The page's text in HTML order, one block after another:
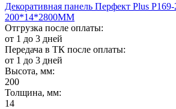
Декоративная панель Перфект Plus
200*14*2800ММ
Отгрузка после оплаты:
от 1 до 3 дней
Передача в ТК после оплаты:
от 1 до 3 дней
Высота, мм:
200
Толщина, мм:
14